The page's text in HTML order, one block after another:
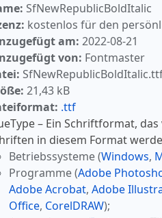
SfNewRepublicBoldItalic
kostenlos für den
am: 2022-08-21
von: Fontmaster
21,43 kB
.ttf
– Ein Schriftformat,
in diesem Format
Betriebssysteme (Windows,
Programme (Adobe
Adobe Acrobat, Adobe
Office, CorelDRAW);